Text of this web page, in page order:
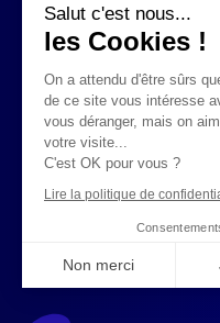
Salut c'est nous...
les Cookies !
On a attendu d'être sûrs
de ce site vous intéresse
vous déranger, mais on
votre visite...
C'est OK pour vous ?
Lire la politique de
Non merci